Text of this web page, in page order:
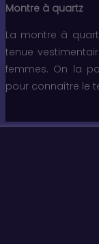
Montre à quartz
La montre à
tenue
femmes. On la
pour connaître le